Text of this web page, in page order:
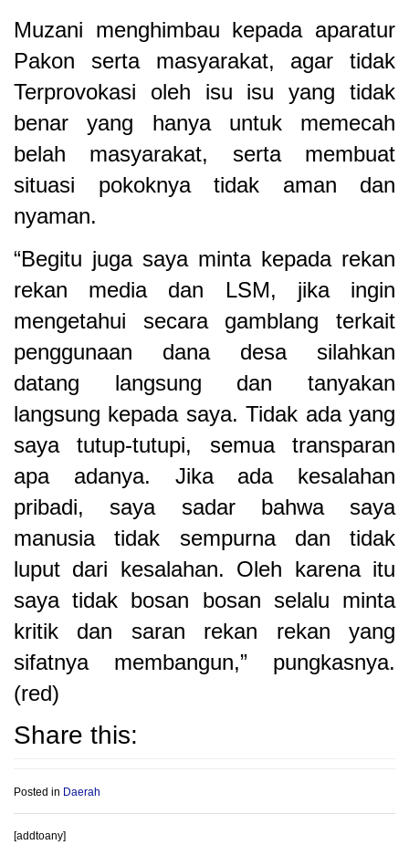
Muzani menghimbau kepada aparatur
Pakon serta masyarakat, agar tidak
Terprovokasi oleh isu isu yang tidak
benar yang hanya untuk memecah
belah masyarakat, serta membuat
situasi pokoknya tidak aman dan
nyaman.
“Begitu juga saya minta kepada rekan
rekan media dan LSM, jika ingin
mengetahui secara gamblang terkait
penggunaan dana desa silahkan
datang langsung dan tanyakan
langsung kepada saya. Tidak ada yang
saya tutup-tutupi, semua transparan
apa adanya. Jika ada kesalahan
pribadi, saya sadar bahwa saya
manusia tidak sempurna dan tidak
luput dari kesalahan. Oleh karena itu
saya tidak bosan bosan selalu minta
kritik dan saran rekan rekan yang
sifatnya membangun,” pungkasnya.
(red)
Share this:
Posted in Daerah
[addtoany]